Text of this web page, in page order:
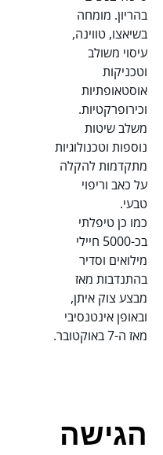
בהריון. מומחה
בשיאצו, טווינה,
עיסוי משולב
וטכניקות
אוסטאופתיות
וכירופרקטיות.
משלב שיטות
נוספות וטכנולוגיות
מתקדמות להקלה
על כאב וריפוי
טבעי.
כמו כן טיפלתי
בכ-5000 חיילי
מילואים וסדיר
בהתנדבות מאז
מבצע צוק איתן,
ובאופן אינטנסיבי
מאז ה-7 באוקטובר.
הגישה